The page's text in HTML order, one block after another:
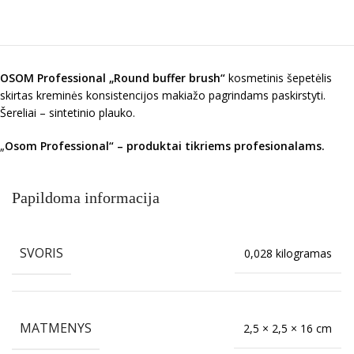
OSOM Professional „Round buffer brush“ kosmetinis šepetėlis
skirtas kreminės konsistencijos makiažo pagrindams paskirstyti.
Šereliai – sintetinio plauko.
„Osom Professional“ – produktai tikriems profesionalams.
Papildoma informacija
SVORIS 0,028 kilogramas
MATMENYS 2,5 × 2,5 × 16 cm